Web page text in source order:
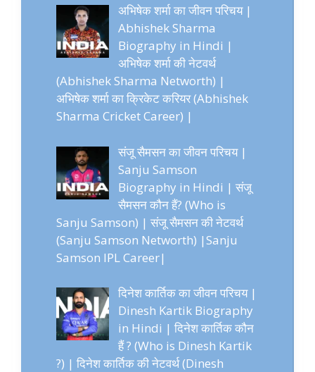
अभिषेक शर्मा का जीवन परिचय |
Abhishek Sharma
Biography in Hindi |
अभिषेक शर्मा की नेटवर्थ
(Abhishek Sharma Networth) |
अभिषेक शर्मा का क्रिकेट करियर (Abhishek
Sharma Cricket Career) |
संजू सैमसन का जीवन परिचय |
Sanju Samson
Biography in Hindi | संजू
सैमसन कौन हैं? (Who is
Sanju Samson) | संजू सैमसन की नेटवर्थ
(Sanju Samson Networth) |Sanju
Samson IPL Career|
दिनेश कार्तिक का जीवन परिचय |
Dinesh Kartik Biography
in Hindi | दिनेश कार्तिक कौन
हैं ? (Who is Dinesh Kartik
?) | दिनेश कार्तिक की नेटवर्थ (Dinesh